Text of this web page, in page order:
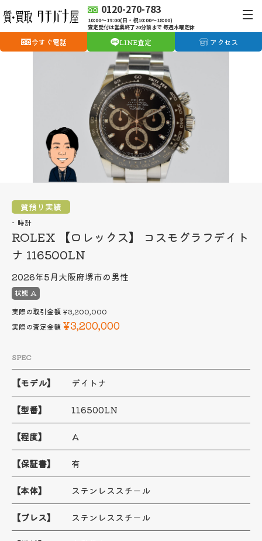
0120-270-783
10:00〜19:00(日・祝10:00〜18:00)
査定受付は営業終了20分前まで 毎週木曜定休
今すぐ電話 LINE査定 アクセス
質預り実績
時計
ROLEX 【ロレックス】 コスモグラフデイト
ナ 116500LN
2026年5月大阪府堺市の男性
状態 A
実際の取引金額¥3,200,000
実際の査定金額 ¥3,200,000
SPEC
【モデル】 デイトナ
【型番】 116500LN
【程度】 A
【保証書】 有
【本体】 ステンレススチール
【ブレス】 ステンレススチール